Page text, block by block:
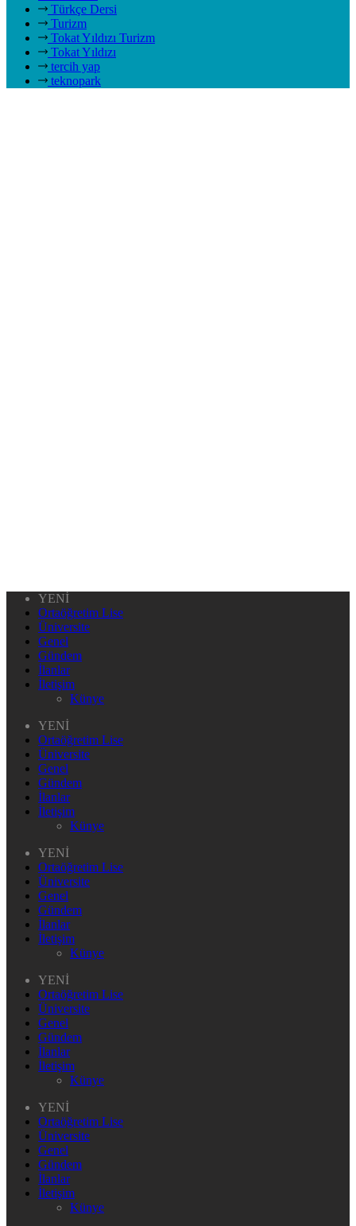
Türkçe Dersi
Turizm
Tokat Yıldızı Turizm
Tokat Yıldızı
tercih yap
teknopark
YENİ
Ortaöğretim Lise
Üniversite
Genel
Gündem
İlanlar
İletişim
Künye
YENİ
Ortaöğretim Lise
Üniversite
Genel
Gündem
İlanlar
İletişim
Künye
YENİ
Ortaöğretim Lise
Üniversite
Genel
Gündem
İlanlar
İletişim
Künye
YENİ
Ortaöğretim Lise
Üniversite
Genel
Gündem
İlanlar
İletişim
Künye
YENİ
Ortaöğretim Lise
Üniversite
Genel
Gündem
İlanlar
İletişim
Künye